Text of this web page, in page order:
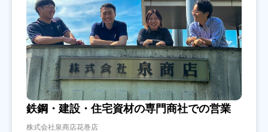
鉄鋼・建設・住宅資材の専門商社での営業
株式会社泉商店花巻店